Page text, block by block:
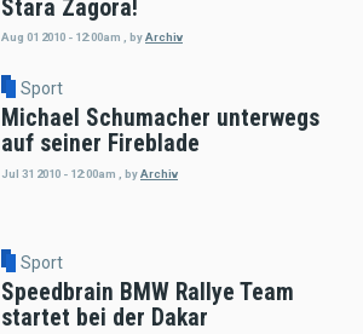
Stara Zagora!
Aug 01 2010 - 12:00am byArchiv
Sport
Michael Schumacher unterwegs
auf seiner Fireblade
Jul 31 2010 - 12:00am byArchiv
Sport
Speedbrain BMW Rallye Team
startet bei der Dakar